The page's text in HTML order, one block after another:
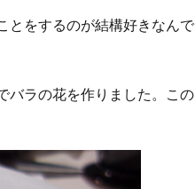
とをするのが結構好きなんで
バラの花を作りました。この